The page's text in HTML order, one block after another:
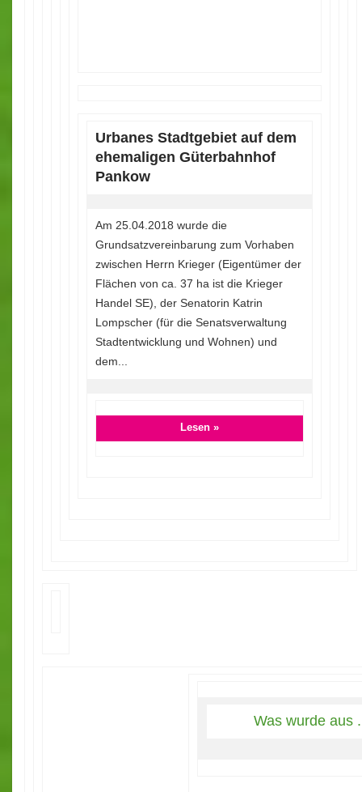
Urbanes Stadtgebiet auf dem
ehemaligen Güterbahnhof
Pankow
Am 25.04.2018 wurde die
Grundsatzvereinbarung zum Vorhaben
zwischen Herrn Krieger (Eigentümer der
Flächen von ca. 37 ha ist die Krieger
Handel SE), der Senatorin Katrin
Lompscher (für die Senatsverwaltung
Stadtentwicklung und Wohnen) und
dem...
Lesen »
Was wurde aus